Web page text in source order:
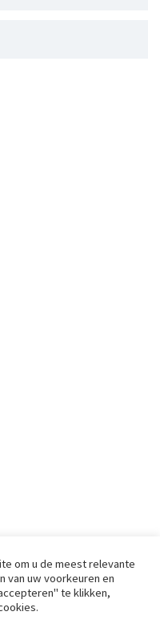
om u de meest relevante
van uw voorkeuren en
te klikken,